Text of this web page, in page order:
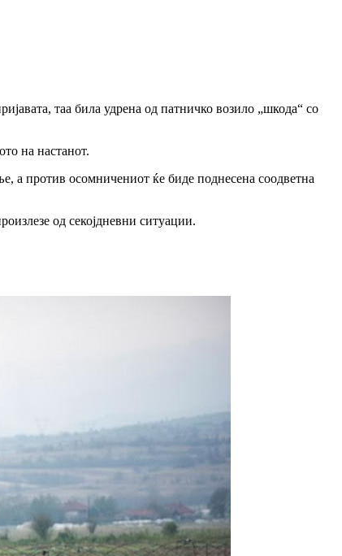
таа била удрена од патничко возило „шкода“ со
на настанот.
а против осомничениот ќе биде поднесена соодветна
од секојдневни ситуации.